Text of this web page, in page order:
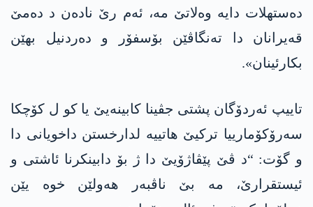
ده‌ستهلات دایه‌ وه‌لاتێ مه‌، ئه‌م رێ ناده‌ن د ده‌مێ
قه‌یرانان دا ته‌نگاڤێن بۆسفۆر و ده‌ردنيل بهێن
بكارئینان».
تاییپ ئەردۆگان پشتی جڤینا کابینەیێ یا کو ل کۆچکا
سەرۆکۆمارییا ترکیێ هاتییه‌ لدارخستن داخویانی دا
و گۆت: “د ڤێ پێڤاژۆیێ دا ژ بۆ دابینکرنا ئاشتی و
ئیستقرارێ، مە بێ ناڤبەر هەولێن خوە یێن